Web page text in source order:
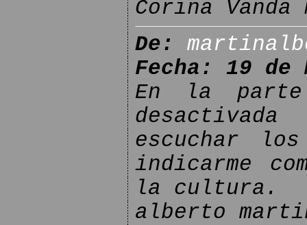
Corina Vanda
De:
Fecha: 19 de
En la parte
escuchar
indicarme
la cultura.
alberto